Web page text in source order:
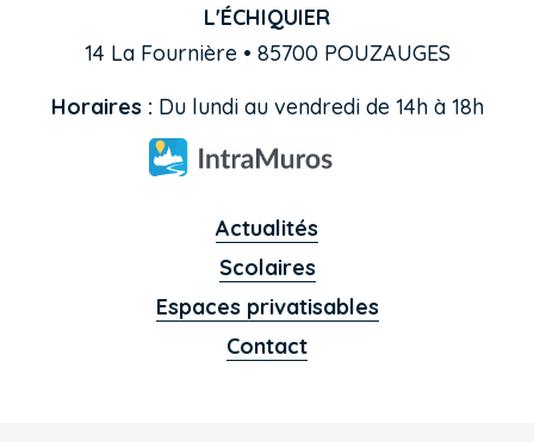
L'ÉCHIQUIER
14 La Fournière • 85700 POUZAUGES
Horaires : Du lundi au vendredi de 14h à 18h
Actualités
Scolaires
Espaces privatisables
Contact